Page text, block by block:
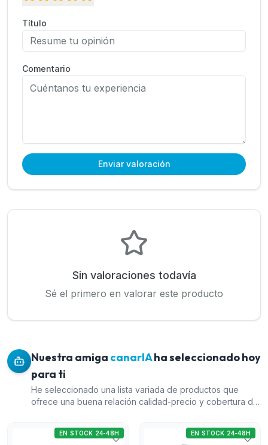
Título
Comentario
Enviar valoración
Sin valoraciones todavía
Sé el primero en valorar este producto
Nuestra amiga canarIAha seleccionado hoy
para ti
He seleccionado una lista variada de productos que
ofrece una buena relación calidad-precio y cobertura de
autónomo de control de presencia (Dahua) proporciona
una solución económica y efectiva para el control de
EN STOCK 24-48H EN STOCK 24-48H